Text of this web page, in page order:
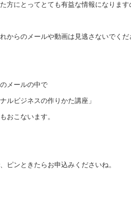
方にとってとても有益な情報になります
からのメールや動画は見逃さないでくだ
メールの中で
ナルビジネスの作りかた講座」
おこないます。
ピンときたらお申込みくださいね。